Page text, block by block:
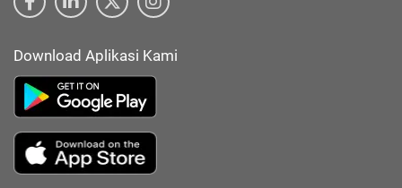
Download Aplikasi Kami